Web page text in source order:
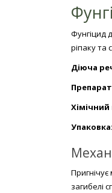
Фунгіцид
ріпаку та
Діюча
Хімічний
Упаковка:
загибелі